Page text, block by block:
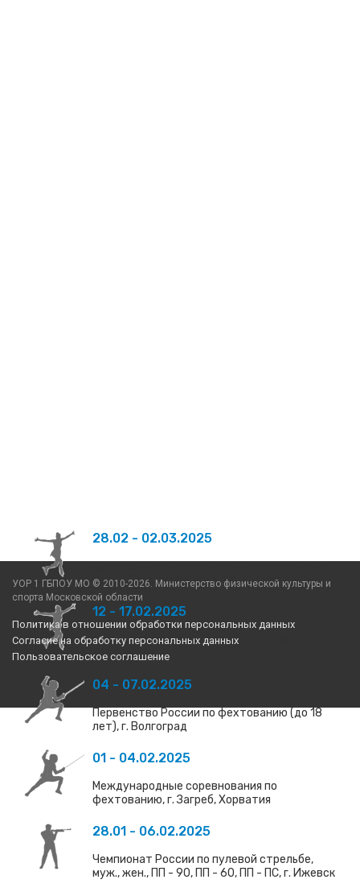
28.02 - 02.03.2025
узоры, Одиночное катание, г. Вологда
12 - 17.02.2025
Финал Кубка России Гран При России, г.
Красноярск
04 - 07.02.2025
Первенство России по фехтованию (до 18
лет), г. Волгоград
01 - 04.02.2025
Международные соревнования по
фехтованию, г. Загреб, Хорватия
28.01 - 06.02.2025
Чемпионат России по пулевой стрельбе,
муж., жен., ПП - 90, ПП - 60, ПП - ПС, г. Ижевск
УОР 1 ГБПОУ МО © 2010-2026. Министерство физической культуры и
спорта Московской области
Политика в отношении обработки персональных данных
Согласие на обработку персональных данных
Пользовательское соглашение